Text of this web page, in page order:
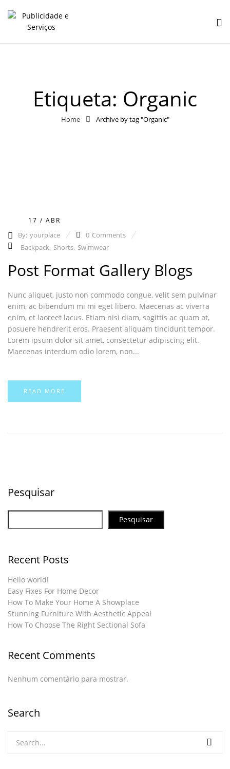
Etiqueta: Organic
Home Archive by tag "Organic"
Pesquisar
Pesquisar
Recent Posts
Hello world!
Easy Fixes For Home Decor
How To Make Your Home A Showplace
Stunning Furniture With Aesthetic Appeal
How To Choose The Right Sectional Sofa
Recent Comments
Nenhum comentário para mostrar.
Search
17 / ABR
By: yourplace 0 Comments
Backpack, Shorts, Swimwear
Post Format Gallery Blogs
Nunc aliquet, justo non commodo congue, velit sem pulvinar
enim, ac bibendum mi mi eget libero. Maecenas ac viverra
enim, et laoreet lacus. Etiam nisi diam, sagittis ac quam at,
posuere hendrerit eros. Praesent aliquam tincidunt tempor.
Lorem ipsum dolor sit amet, consectetur adipiscing elit.
Maecenas interdum odio lorem, non...
READ MORE